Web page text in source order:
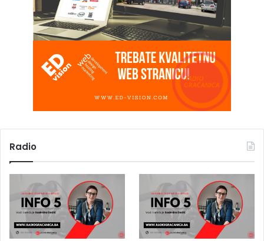
Radio